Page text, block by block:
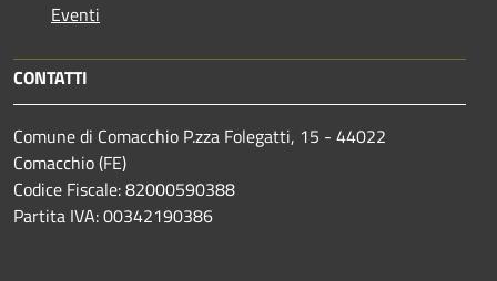
Eventi
CONTATTI
Comune di Comacchio P.zza Folegatti, 15 - 44022
Comacchio (FE)
Codice Fiscale: 82000590388
Partita IVA: 00342190386